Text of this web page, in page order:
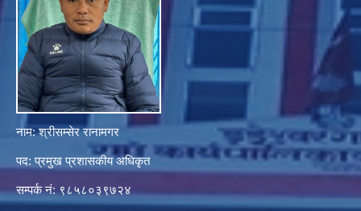
नाम: श्रीसम्सेर रानामगर
पद: प्रमुख प्रशासकीय अधिकृत
सम्पर्क नं: ९८५८०३९७२४